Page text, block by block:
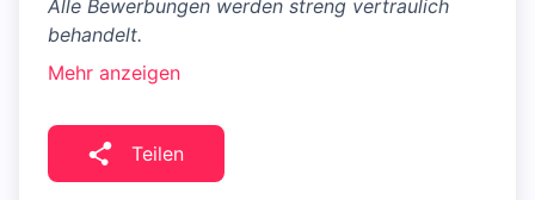
Alle Bewerbungen werden streng vertraulich
behandelt.
Mehr anzeigen
Teilen